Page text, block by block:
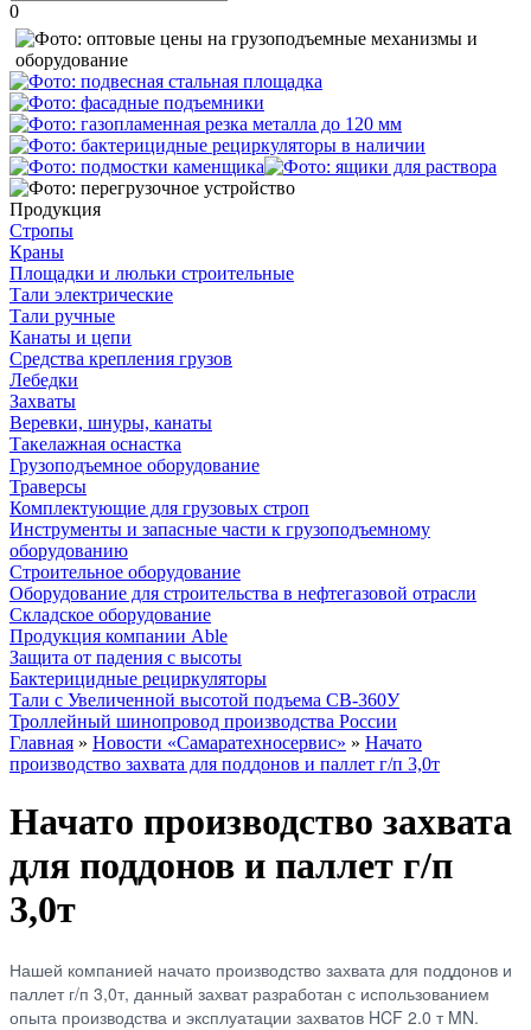
0
Продукция
Стропы
Краны
Площадки и люльки строительные
Тали электрические
Тали ручные
Канаты и цепи
Средства крепления грузов
Лебедки
Захваты
Веревки, шнуры, канаты
Такелажная оснастка
Грузоподъемное оборудование
Траверсы
Комплектующие для грузовых строп
Инструменты и запасные части к грузоподъемному
оборудованию
Строительное оборудование
Оборудование для строительства в нефтегазовой отрасли
Складское оборудование
Продукция компании Able
Защита от падения с высоты
Бактерицидные рециркуляторы
Тали с Увеличенной высотой подъема СВ-360У
Троллейный шинопровод производства России
Главная » Новости «Самаратехносервис» » Начато
производство захвата для поддонов и паллет г/п 3,0т
Начато производство захвата
для поддонов и паллет г/п
3,0т
Нашей компанией начато производство захвата для поддонов и
паллет г/п 3,0т, данный захват разработан с использованием
опыта производства и эксплуатации захватов HCF 2.0 т MN.